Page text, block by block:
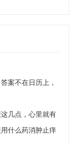
案不在日历上，
几点，心里就有
什么药消肿止痒